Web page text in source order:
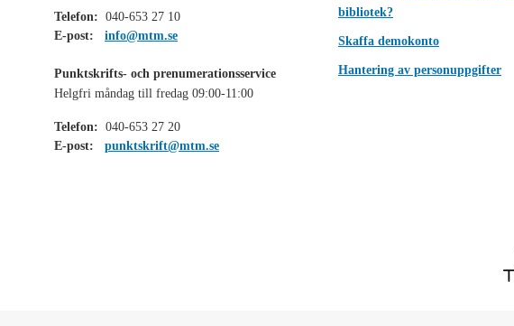
Telefon: 040-653 27 10
E-post:
info@mtm.se
Punktskrifts- och prenumerationsservice
Helgfri måndag till fredag 09:00-11:00
Telefon: 040-653 27 20
E-post:
punktskrift@mtm.se
bibliotek?
Skaffa demokonto
Hantering av personuppgifter